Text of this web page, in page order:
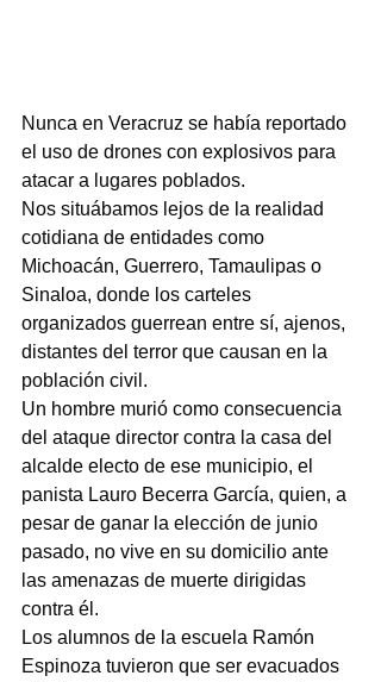
Nunca en Veracruz se había reportado
el uso de drones con explosivos para
atacar a lugares poblados.
Nos situábamos lejos de la realidad
cotidiana de entidades como
Michoacán, Guerrero, Tamaulipas o
Sinaloa, donde los carteles
organizados guerrean entre sí, ajenos,
distantes del terror que causan en la
población civil.
Un hombre murió como consecuencia
del ataque director contra la casa del
alcalde electo de ese municipio, el
panista Lauro Becerra García, quien, a
pesar de ganar la elección de junio
pasado, no vive en su domicilio ante
las amenazas de muerte dirigidas
contra él.
Los alumnos de la escuela Ramón
Espinoza tuvieron que ser evacuados